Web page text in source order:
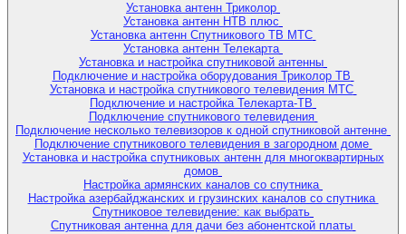
Установка антенн Триколор
Установка антенн НТВ плюс
Установка антенн Спутникового ТВ МТС
Установка антенн Телекарта
Установка и настройка спутниковой антенны
Подключение и настройка оборудования Триколор ТВ
Установка и настройка спутникового телевидения МТС
Подключение и настройка Телекарта-ТВ
Подключение спутникового телевидения
Подключение несколько телевизоров к одной спутниковой антенне
Подключение спутникового телевидения в загородном доме
Установка и настройка спутниковых антенн для многоквартирных
домов
Настройка армянских каналов со спутника
Настройка азербайджанских и грузинских каналов со спутника
Спутниковое телевидение: как выбрать
Спутниковая антенна для дачи без абонентской платы